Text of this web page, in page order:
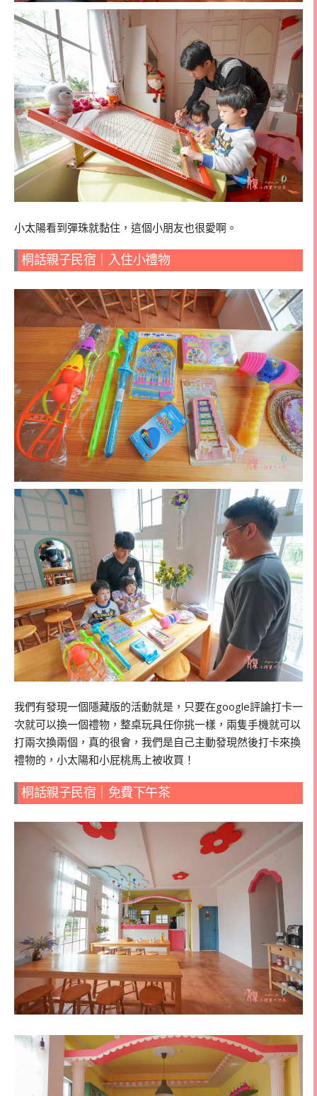
小太陽看到彈珠就黏住，這個小朋友也很愛啊。
桐話親子民宿｜入住小禮物
我們有發現一個隱藏版的活動就是，只要在google評論打卡一
次就可以換一個禮物，整桌玩具任你挑一樣，兩隻手機就可以
打兩次換兩個，真的很會，我們是自己主動發現然後打卡來換
禮物的，小太陽和小屁桃馬上被收買！
桐話親子民宿｜免費下午茶